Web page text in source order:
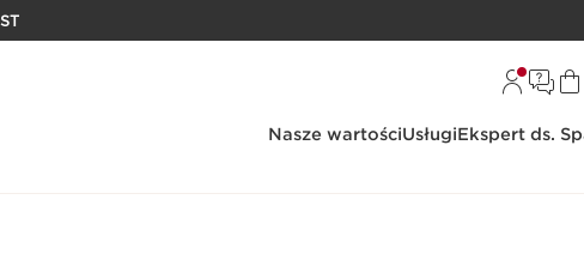
Nasze wartościUsługiEkspert ds.